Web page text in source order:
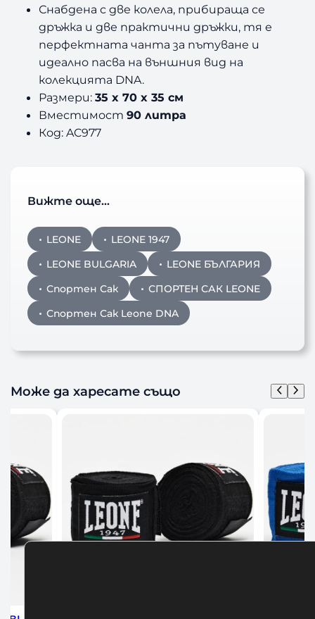
Снабдена с две колела, прибираща се
дръжка и две практични дръжки, тя е
перфектната чанта за пътуване и
идеално пасва на външния вид на
колекцията DNA.
Размери:35 x 70 x 35 см
Вместимост90 литра
Код: AC977
Вижте още…
LEONE
LEONE 1947
LEONE BULGARIA
LEONE БЪЛГАРИЯ
Спортен Сак
СПОРТЕН САК LEONE
Спортен Сак Leone DNA
Може да харесате също